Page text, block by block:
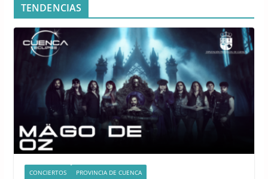
TENDENCIAS
CONCIERTOS PROVINCIA DE CUENCA